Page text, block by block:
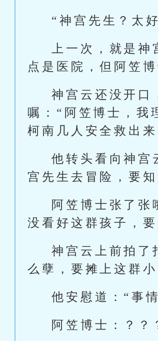
“神宫先生？太
上一次，就是
点是医院，但阿笠
神宫云还没开口
嘱：“阿笠博士，我
柯南几人安全救出来
他转头看向神宫
宫先生去冒险，要
阿笠博士张了张
没看好这群孩子，
神宫云上前拍了
么孽，要摊上这群小
他安慰道：“事
阿笠博士：？？